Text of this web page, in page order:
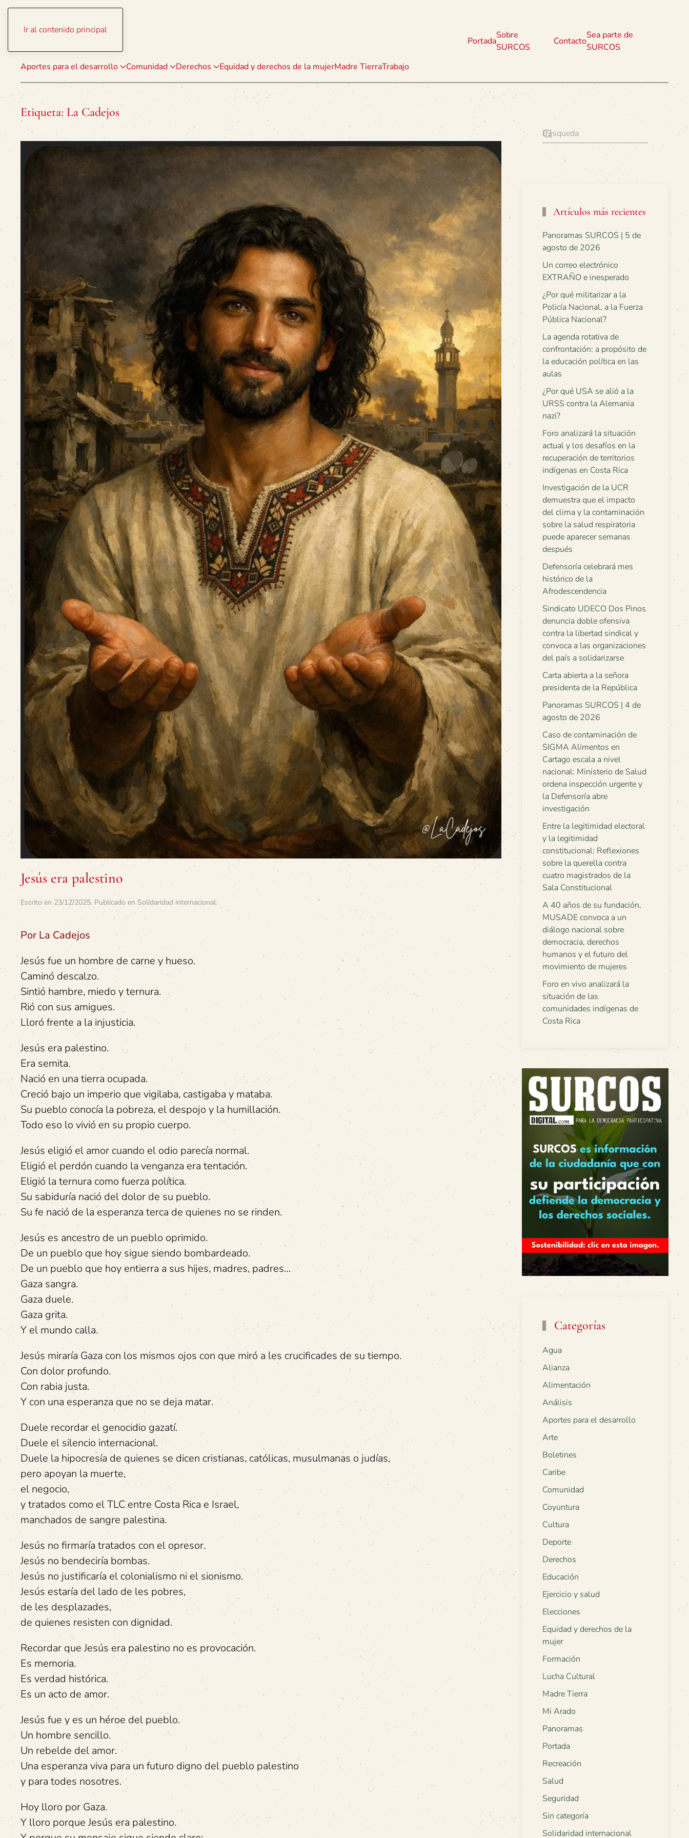
Ir al contenido principal
Aportes para el desarrollo Comunidad Derechos Equidad y derechos de la mujerMadre TierraTrabajo
Portada
Sobre
SURCOS
Contacto
Sea parte de
SURCOS
Etiqueta: La Cadejos
Jesús era palestino
Escrito en 23/12/2025. Publicado en Solidaridad internacional.
Por La Cadejos
Jesús fue un hombre de carne y hueso.
Caminó descalzo.
Sintió hambre, miedo y ternura.
Rió con sus amigues.
Lloró frente a la injusticia.
Jesús era palestino.
Era semita.
Nació en una tierra ocupada.
Creció bajo un imperio que vigilaba, castigaba y mataba.
Su pueblo conocía la pobreza, el despojo y la humillación.
Todo eso lo vivió en su propio cuerpo.
Jesús eligió el amor cuando el odio parecía normal.
Eligió el perdón cuando la venganza era tentación.
Eligió la ternura como fuerza política.
Su sabiduría nació del dolor de su pueblo.
Su fe nació de la esperanza terca de quienes no se rinden.
Jesús es ancestro de un pueblo oprimido.
De un pueblo que hoy sigue siendo bombardeado.
De un pueblo que hoy entierra a sus hijes, madres, padres…
Gaza sangra.
Gaza duele.
Gaza grita.
Y el mundo calla.
Jesús miraría Gaza con los mismos ojos con que miró a les crucificades de su tiempo.
Con dolor profundo.
Con rabia justa.
Y con una esperanza que no se deja matar.
Duele recordar el genocidio gazatí.
Duele el silencio internacional.
Duele la hipocresía de quienes se dicen cristianas, católicas, musulmanas o judías,
pero apoyan la muerte,
el negocio,
y tratados como el TLC entre Costa Rica e Israel,
manchados de sangre palestina.
Jesús no firmaría tratados con el opresor.
Jesús no bendeciría bombas.
Jesús no justificaría el colonialismo ni el sionismo.
Jesús estaría del lado de les pobres,
de les desplazades,
de quienes resisten con dignidad.
Recordar que Jesús era palestino no es provocación.
Es memoria.
Es verdad histórica.
Es un acto de amor.
Jesús fue y es un héroe del pueblo.
Un hombre sencillo.
Un rebelde del amor.
Una esperanza viva para un futuro digno del pueblo palestino
y para todes nosotres.
Hoy lloro por Gaza.
Y lloro porque Jesús era palestino.
Artículos más recientes
Panoramas SURCOS | 5 de
agosto de 2026
Un correo electrónico
EXTRAÑO e inesperado
¿Por qué militarizar a la
Policía Nacional, a la Fuerza
Pública Nacional?
La agenda rotativa de
confrontación: a propósito de
la educación política en las
aulas
¿Por qué USA se alió a la
URSS contra la Alemania
nazi?
Foro analizará la situación
actual y los desafíos en la
recuperación de territorios
indígenas en Costa Rica
Investigación de la UCR
demuestra que el impacto
del clima y la contaminación
sobre la salud respiratoria
puede aparecer semanas
después
Defensoría celebrará mes
histórico de la
Afrodescendencia
Sindicato UDECO Dos Pinos
denuncia doble ofensiva
contra la libertad sindical y
convoca a las organizaciones
del país a solidarizarse
Carta abierta a la señora
presidenta de la República
Panoramas SURCOS | 4 de
agosto de 2026
Caso de contaminación de
SIGMA Alimentos en
Cartago escala a nivel
nacional: Ministerio de Salud
ordena inspección urgente y
la Defensoría abre
investigación
Entre la legitimidad electoral
y la legitimidad
constitucional: Reflexiones
sobre la querella contra
cuatro magistrados de la
Sala Constitucional
A 40 años de su fundación,
MUSADE convoca a un
diálogo nacional sobre
democracia, derechos
humanos y el futuro del
movimiento de mujeres
Foro en vivo analizará la
situación de las
comunidades indígenas de
Costa Rica
Categorías
Agua
Alianza
Alimentación
Análisis
Aportes para el desarrollo
Arte
Boletines
Caribe
Comunidad
Coyuntura
Cultura
Deporte
Derechos
Educación
Ejercicio y salud
Elecciones
Equidad y derechos de la
mujer
Formación
Lucha Cultural
Madre Tierra
Mi Arado
Panoramas
Portada
Recreación
Salud
Seguridad
Sin categoría
Solidaridad internacional